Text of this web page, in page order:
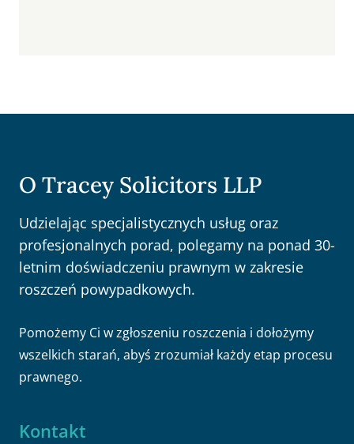
O Tracey Solicitors LLP
Udzielając specjalistycznych usług oraz
profesjonalnych porad, polegamy na ponad 30-
letnim doświadczeniu prawnym w zakresie
roszczeń powypadkowych.
Pomożemy Ci w zgłoszeniu roszczenia i dołożymy
wszelkich starań, abyś zrozumiał każdy etap procesu
prawnego.
Kontakt